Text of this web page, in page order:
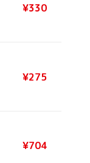
¥330
¥275
¥704